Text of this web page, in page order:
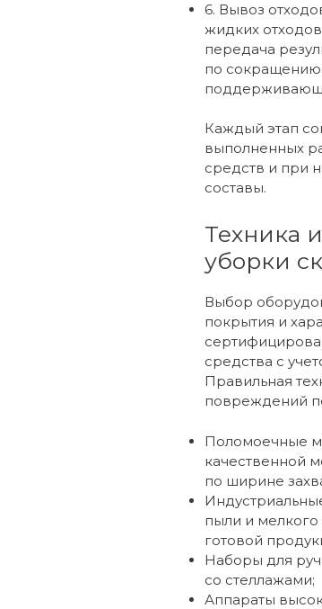
6. Вывоз
жидких
передача
по сокращению
Каждый этап
выполненных
средств и при
составы.
Техника
уборки
Выбор
покрытия и
средства с
Правильная
повреждений
Поломоечные
качественной
по ширине
пыли и
готовой
Наборы для
со стеллажами;
Аппараты